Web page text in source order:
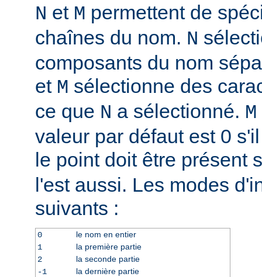
N et M permettent de
chaînes du nom. N
composants du nom
et M sélectionne des
ce que N a sélectionné. M
valeur par défaut est 0
le point doit être présent
l'est aussi. Les modes
suivants :
0
le nom en entier
1
la première partie
2
la seconde partie
-1
la dernière partie